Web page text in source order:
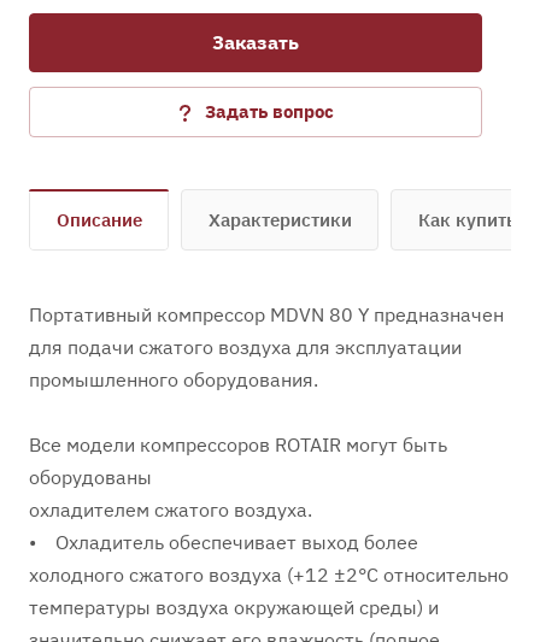
Заказать
Задать вопрос
Описание Характеристики Как купить
Портативный компрессор MDVN 80 Y предназначен
для подачи сжатого воздуха для эксплуатации
промышленного оборудования.
Все модели компрессоров ROTAIR могут быть
оборудованы
охладителем сжатого воздуха.
• Охладитель обеспечивает выход более
холодного сжатого воздуха (+12 ±2°C относительно
температуры воздуха окружающей среды) и